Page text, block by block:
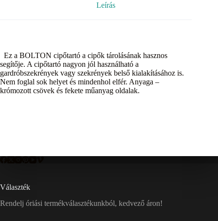
Leírás
Ez a BOLTON cipőtartó a cipők tárolásának hasznos
segítője. A cipőtartó nagyon jól használható a
gardróbszekrények vagy szekrények belső kialakításához is.
Nem foglal sok helyet és mindenhol elfér. Anyaga –
krómozott csövek és fekete műanyag oldalak.
Választék
Rendelj óriási termékválasztékunkból, kedvező áron!